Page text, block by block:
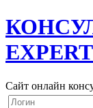
Сайт онлайн